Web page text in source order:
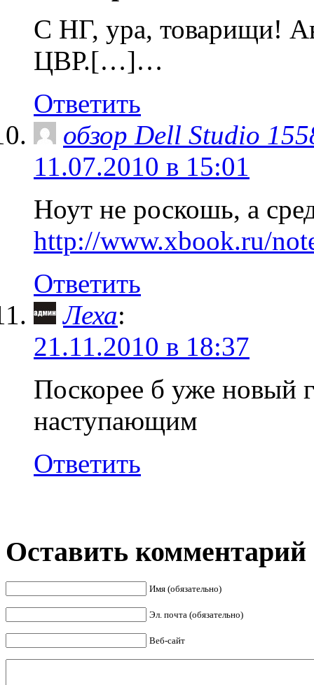
С НГ, ура, товарищи!
ЦВР.[…]…
Ответить
обзор Dell Studio
11.07.2010 в 15:01
Ноут не роскошь, а
http://www.xbook.ru/
Ответить
Леха:
21.11.2010 в 18:37
Поскорее б уже новый
наступающим
Ответить
Оставить комментарий
Имя (обязательно)
Эл. почта (обязательно)
Веб-сайт